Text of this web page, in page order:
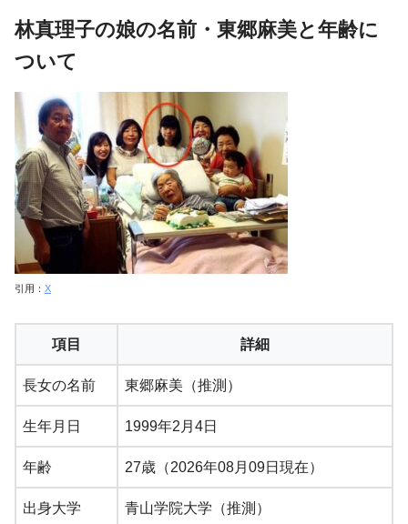
林真理子の娘の名前・東郷麻美と年齢に
ついて
引用： X
項目 詳細
長女の名前 東郷麻美（推測）
生年月日 1999年2月4日
年齢 27歳（2026年08月09日現在）
出身大学 青山学院大学（推測）